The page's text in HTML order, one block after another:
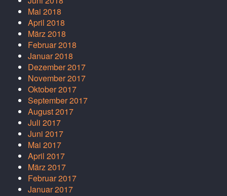
Mai 2018
April 2018
März 2018
Februar 2018
Januar 2018
Dezember 2017
November 2017
Oktober 2017
September 2017
August 2017
Juli 2017
Juni 2017
Mai 2017
April 2017
März 2017
Februar 2017
Januar 2017